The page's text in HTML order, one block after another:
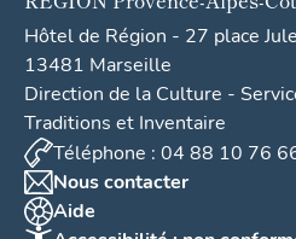
Hôtel de Région - 27 place
13481 Marseille
Direction de la Culture -
Traditions et Inventaire
Téléphone : 04 88 10 76
Nous contacter
Aide